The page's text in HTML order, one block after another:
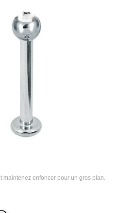
maintenez enfoncer pour un gros plan.